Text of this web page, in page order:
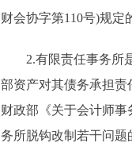
财会协字第110号)规定
2.有限责任事务所是
部资产对其债务承担责
财政部《关于会计师
务所脱钩改制若干问题